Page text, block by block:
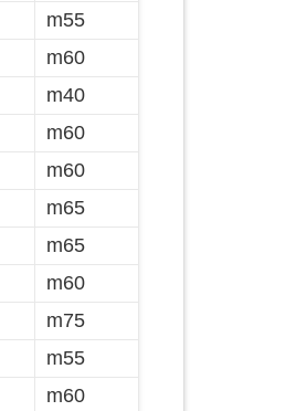
m55
m60
m40
m60
m60
m65
m65
m60
m75
m55
m60